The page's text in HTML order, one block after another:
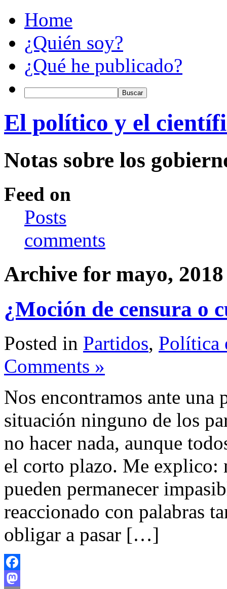
Home
¿Quién soy?
¿Qué he publicado?
El político y el
Notas sobre los
Feed on
Posts
comments
Archive for mayo, 2018
¿Moción de censura o
Posted in Partidos, Política
Comments »
Nos encontramos ante una
situación ninguno de los
no hacer nada, aunque
el corto plazo. Me explico:
pueden permanecer
reaccionado con palabras
obligar a pasar […]
Facebook